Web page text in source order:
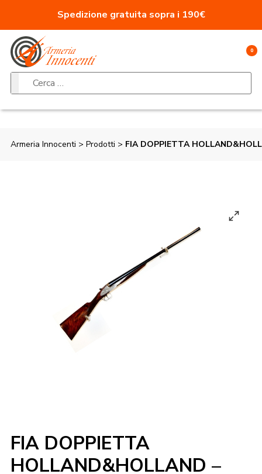
Spedizione gratuita sopra i 190€
0
Ricerca per:
Armeria Innocenti > Prodotti > FIA DOPPIETTA
FIA DOPPIETTA
HOLLAND&HOLLAND –